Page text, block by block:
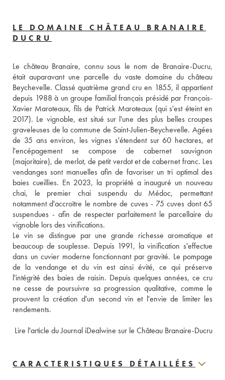
LE DOMAINE CHÂTEAU BRANAIRE
DUCRU
Le château Branaire, connu sous le nom de Branaire-Ducru,
était auparavant une parcelle du vaste domaine du château
Beychevelle. Classé quatrième grand cru en 1855, il appartient
depuis 1988 à un groupe familial français présidé par François-
Xavier Maroteaux, fils de Patrick Maroteaux (qui s'est éteint en
2017). Le vignoble, est situé sur l'une des plus belles croupes
graveleuses de la commune de Saint-Julien-Beychevelle. Agées
de 35 ans environ, les vignes s'étendent sur 60 hectares, et
l'encépagement se compose de cabernet sauvignon
(majoritaire), de merlot, de petit verdot et de cabernet franc. Les
vendanges sont manuelles afin de favoriser un tri optimal des
baies cueillies. En 2023, la propriété a inauguré un nouveau
chai, le premier chai suspendu du Médoc, permettant
notamment d'accroître le nombre de cuves - 75 cuves dont 65
suspendues - afin de respecter parfaitement le parcellaire du
vignoble lors des vinifications.
Le vin se distingue par une grande richesse aromatique et
beaucoup de souplesse. Depuis 1991, la vinification s'effectue
dans un cuvier moderne fonctionnant par gravité. Le pompage
de la vendange et du vin est ainsi évité, ce qui préserve
l'intégrité des baies de raisin. Depuis quelques années, ce cru
ne cesse de poursuivre sa progression qualitative, comme le
prouvent la création d'un second vin et l'envie de limiter les
rendements.
Lire l'article du Journal iDealwine sur le Château Branaire-Ducru
CARACTERISTIQUES DÉTAILLÉES